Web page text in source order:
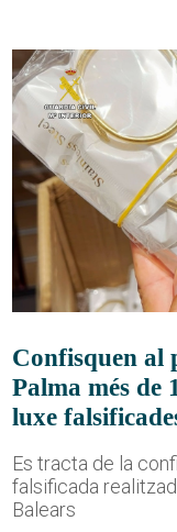
Confisquen al
Palma més de
luxe
Es tracta de la
falsificada
Balears